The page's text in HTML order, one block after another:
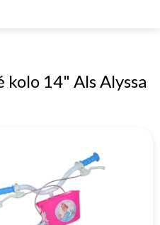
kolo 14" Als Alyssa